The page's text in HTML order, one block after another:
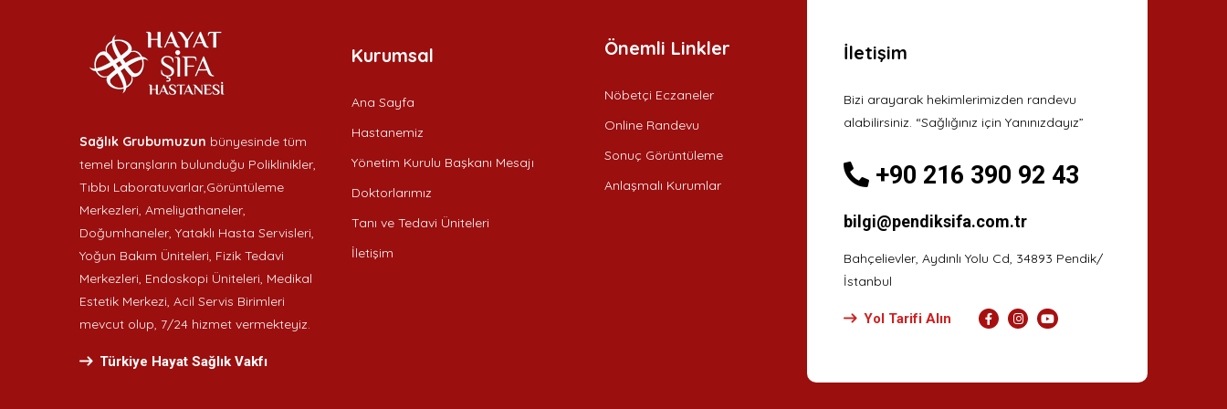
Sağlık Grubumuzun bünyesinde tüm
temel branşların bulunduğu Poliklinikler,
Tıbbı Laboratuvarlar,Görüntüleme
Merkezleri, Ameliyathaneler,
Doğumhaneler, Yataklı Hasta Servisleri,
Yoğun Bakım Üniteleri, Fizik Tedavi
Merkezleri, Endoskopi Üniteleri, Medikal
Estetik Merkezi, Acil Servis Birimleri
mevcut olup, 7/24 hizmet vermekteyiz.
Türkiye Hayat Sağlık Vakfı
Kurumsal
Ana Sayfa
Hastanemiz
Yönetim Kurulu Başkanı Mesajı
Doktorlarımız
Tanı ve Tedavi Üniteleri
İletişim
Önemli Linkler
Nöbetçi Eczaneler
Online Randevu
Sonuç Görüntüleme
Anlaşmalı Kurumlar
İletişim
Bizi arayarak hekimlerimizden randevu
alabilirsiniz. “Sağlığınız için Yanınızdayız”
+90 216 390 92 43
bilgi@pendiksifa.com.tr
Bahçelievler, Aydınlı Yolu Cd, 34893 Pendik/
İstanbul
Yol Tarifi Alın